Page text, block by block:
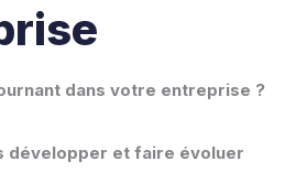
dans votre entreprise ?
développer et faire évoluer